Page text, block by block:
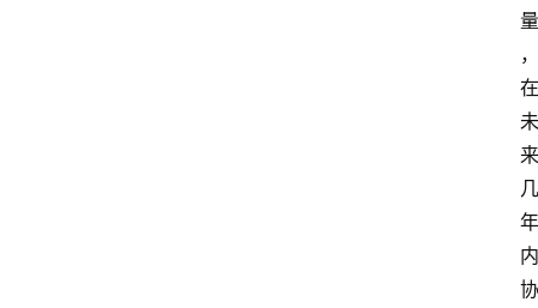
量
，
在
未
来
几
年
内
协